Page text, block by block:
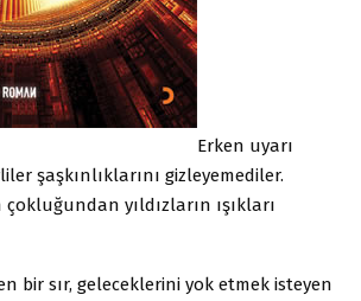
Erken uyarı
şaşkınlıklarını gizleyemediler.
yıldızların ışıkları
bir sır, geleceklerini yok etmek isteyen